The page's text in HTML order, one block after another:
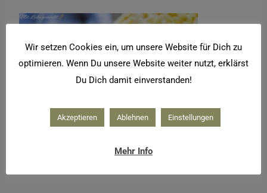
Wir setzen Cookies ein, um unsere Website für Dich zu
optimieren. Wenn Du unsere Website weiter nutzt, erklärst
Du Dich damit einverstanden!
Akzeptieren Ablehnen Einstellungen
Mehr Info